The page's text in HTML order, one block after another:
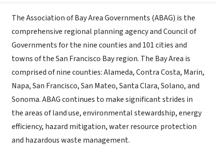
The Association of Bay Area Governments (ABAG) is the
comprehensive regional planning agency and Council of
Governments for the nine counties and 101 cities and
towns of the San Francisco Bay region. The Bay Area is
comprised of nine counties: Alameda, Contra Costa, Marin,
Napa, San Francisco, San Mateo, Santa Clara, Solano, and
Sonoma. ABAG continues to make significant strides in
the areas of land use, environmental stewardship, energy
efficiency, hazard mitigation, water resource protection
and hazardous waste management.